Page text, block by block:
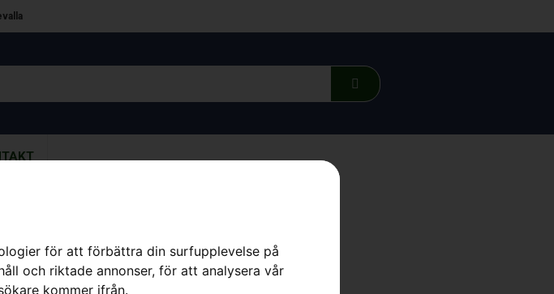
för att förbättra din surfupplevelse på
och riktade annonser, för att analysera vår
kommer ifrån.
Husqvarna 545F